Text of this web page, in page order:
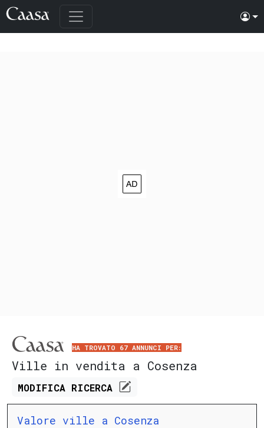
HA TROVATO 67 ANNUNCI PER:
Ville in vendita a Cosenza
MODIFICA RICERCA
Valore ville a Cosenza